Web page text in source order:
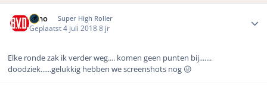
Reno Super High Roller
Geplaatst4 juli 20188 jr
Elke ronde zak ik verder weg.... komen geen punten bij.......
doodziek......gelukkig hebben we screenshots nog 😛